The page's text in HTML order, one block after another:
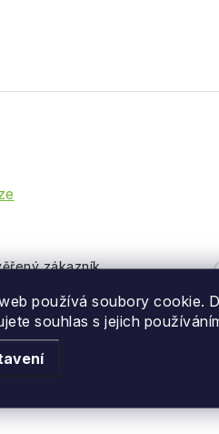
používá soubory cookie.
souhlas s jejich
zákazník